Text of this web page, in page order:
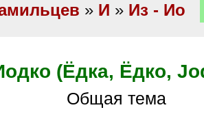
» И » Из - Ио
(Ёдка, Ёдко,
Общая тема